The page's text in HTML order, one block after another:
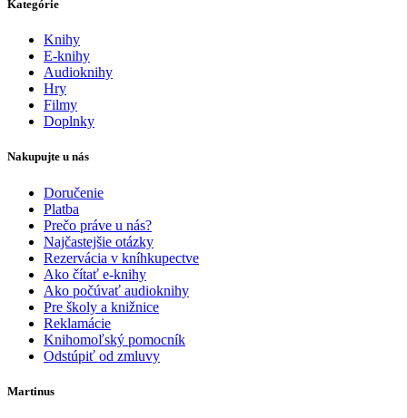
Kategórie
Knihy
E-knihy
Audioknihy
Hry
Filmy
Doplnky
Nakupujte u nás
Doručenie
Platba
Prečo práve u nás?
Najčastejšie otázky
Rezervácia v kníhkupectve
Ako čítať e-knihy
Ako počúvať audioknihy
Pre školy a knižnice
Reklamácie
Knihomoľský pomocník
Odstúpiť od zmluvy
Martinus